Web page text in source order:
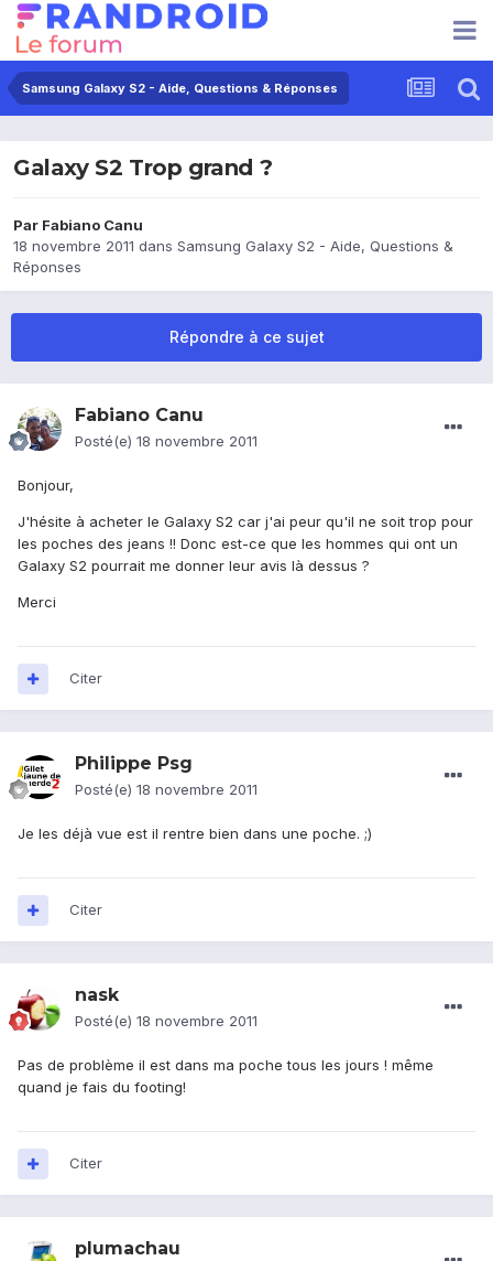
Samsung Galaxy S2 - Aide, Questions & Réponses
Galaxy S2 Trop grand ?
Par Fabiano Canu
18 novembre 2011 dans Samsung Galaxy S2 - Aide, Questions &
Réponses
Répondre à ce sujet
Fabiano Canu
Posté(e) 18 novembre 2011
Bonjour,
J'hésite à acheter le Galaxy S2 car j'ai peur qu'il ne soit trop pour
les poches des jeans !! Donc est-ce que les hommes qui ont un
Galaxy S2 pourrait me donner leur avis là dessus ?
Merci
Citer
Philippe Psg
Posté(e) 18 novembre 2011
Je les déjà vue est il rentre bien dans une poche. ;)
Citer
nask
Posté(e) 18 novembre 2011
Pas de problème il est dans ma poche tous les jours ! même
quand je fais du footing!
Citer
plumachau